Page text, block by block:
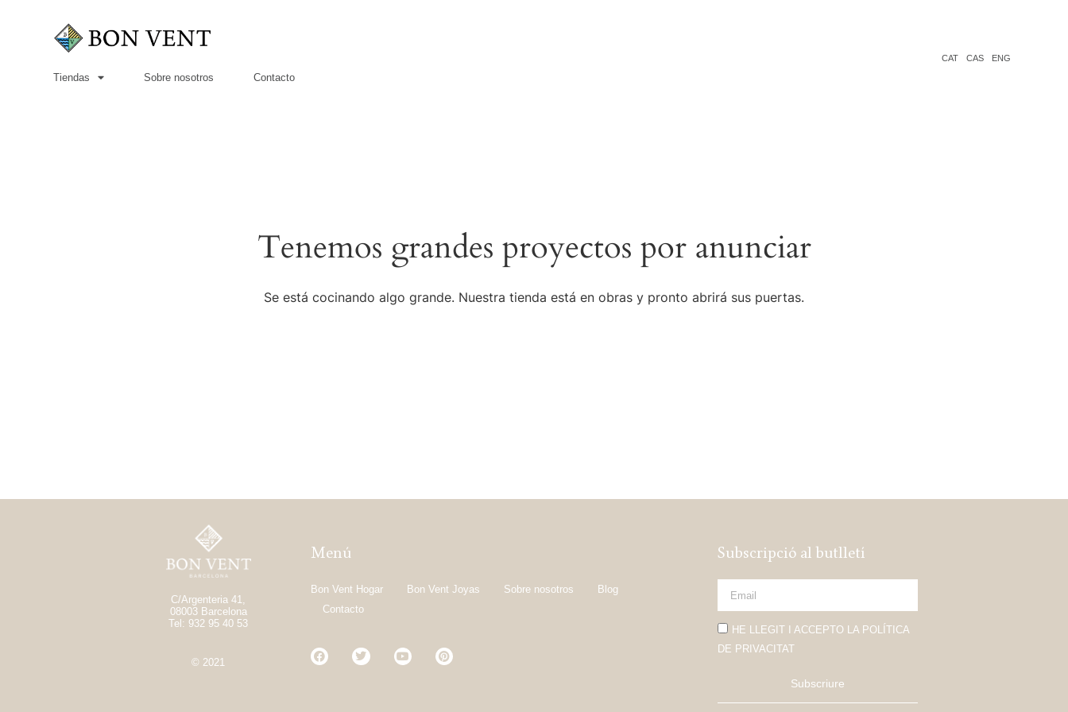
Tiendas Sobre nosotros Contacto
CAT CAS ENG
Tenemos grandes proyectos por anunciar
Se está cocinando algo grande. Nuestra tienda está en obras y pronto abrirá sus puertas.
C/Argenteria 41,
08003 Barcelona
Tel: 932 95 40 53
© 2021
Menú
Bon Vent Hogar Bon Vent Joyas Sobre nosotros
Blog
Contacto
Subscripció al butlletí
HE LLEGIT I ACCEPTO LA POLÍTICA
DE PRIVACITAT
Subscriure